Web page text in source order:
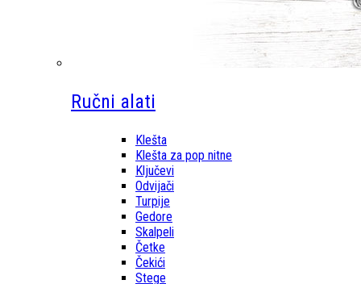
Ručni alati
Klešta
Klešta za pop nitne
Ključevi
Odvijači
Turpije
Gedore
Skalpeli
Četke
Čekići
Stege